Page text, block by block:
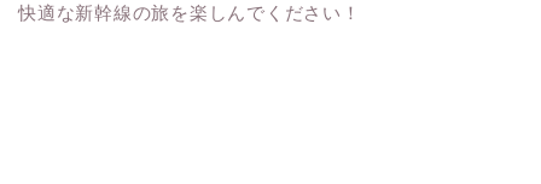
快適な新幹線の旅を楽しんでください！